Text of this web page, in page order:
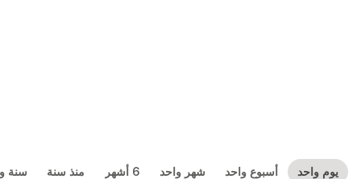
واحد شهر واحد 6 أشهر منذ سنة سنة واحدة 5 سنوات